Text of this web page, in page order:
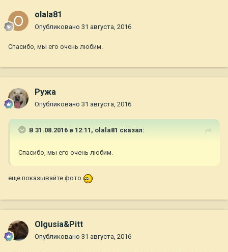
olala81
Опубликовано 31 августа, 2016
Спасибо, мы его очень любим.
Ружа
Опубликовано 31 августа, 2016
В 31.08.2016 в 12:11, olala81 сказал:
Спасибо, мы его очень любим.
еще показывайте фото
Olgusia&Pitt
Опубликовано 31 августа, 2016